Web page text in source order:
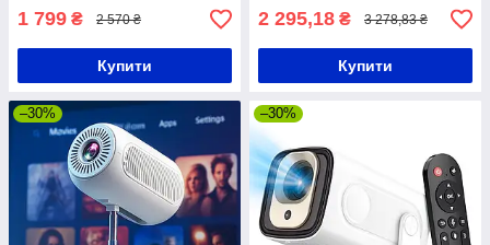
1 799 ₴ 2 570 ₴
Купити
2 295,18 ₴ 3 278,83 ₴
Купити
–30% –30%